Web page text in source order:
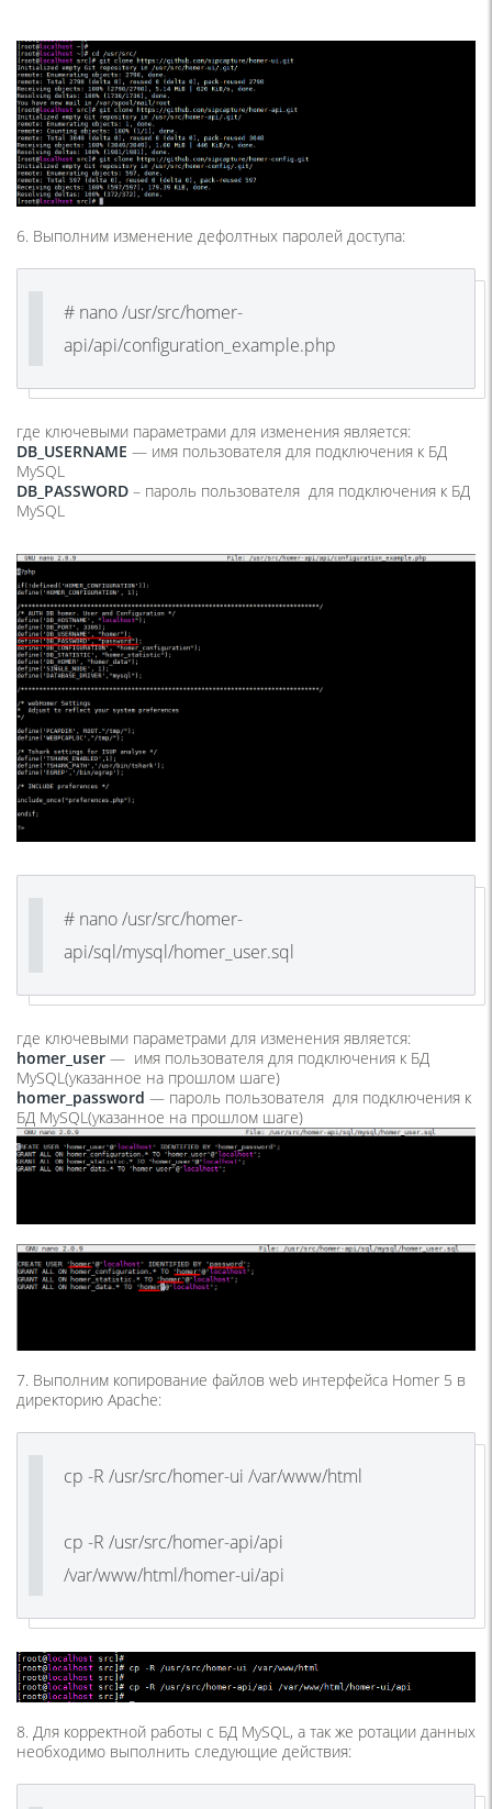
6. Выполним изменение дефолтных паролей доступа:
# nano /usr/src/homer-
api/api/configuration_example.php
где ключевыми параметрами для изменения является:
DB_USERNAME — имя пользователя для подключения к БД
MySQL
DB_PASSWORD – пароль пользователя для подключения к БД
MySQL
# nano /usr/src/homer-
api/sql/mysql/homer_user.sql
где ключевыми параметрами для изменения является:
homer_user — имя пользователя для подключения к БД
MySQL(указанное на прошлом шаге)
homer_password — пароль пользователя для подключения к
БД MySQL(указанное на прошлом шаге)
7. Выполним копирование файлов web интерфейса Homer 5 в
директорию Apache:
cp -R /usr/src/homer-ui /var/www/html
cp -R /usr/src/homer-api/api
/var/www/html/homer-ui/api
8. Для корректной работы с БД MySQL, а так же ротации данных
необходимо выполнить следующие действия: